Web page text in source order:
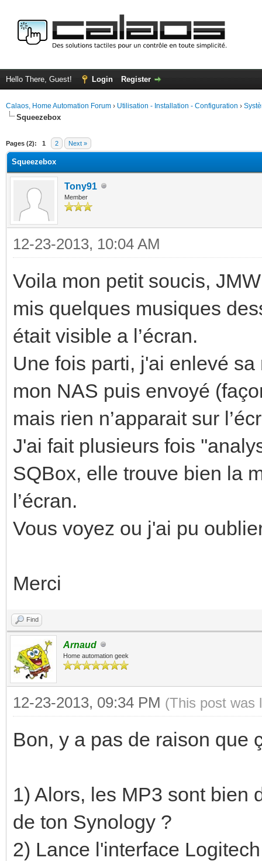
Hello There, Guest! Login Register
Calaos, Home Automation Forum › Utilisation - Installation - Configuration ›
Squeezebox
Pages (2): 1 2 Next »
Squeezebox
Tony91
Member
12-23-2013, 10:04 AM
Voila mon petit soucis,
mis quelques musiques
était visible a l’écran.
Une fois parti, j'ai enlevé
mon NAS puis envoyé
mais rien n’apparait sur
J'ai fait plusieurs fois
SQBox, elle trouve bien la
l’écran.
Vous voyez ou j'ai pu
Merci
Find
Arnaud
Home automation geek
12-23-2013, 09:34 PM (This post was
Bon, y a pas de raison que
1) Alors, les MP3 sont bien
de ton Synology ?
2) Lance l'interface